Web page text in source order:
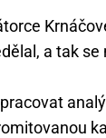
a tak